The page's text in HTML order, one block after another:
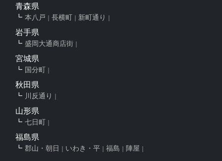
青森県
本八戸 長横町 新町通り
岩手県
盛岡大通商店街
宮城県
国分町
秋田県
川反通り
山形県
七日町
福島県
郡山・朝日 いわき・平 福島 陣屋